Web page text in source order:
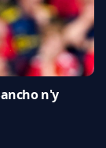
n'y